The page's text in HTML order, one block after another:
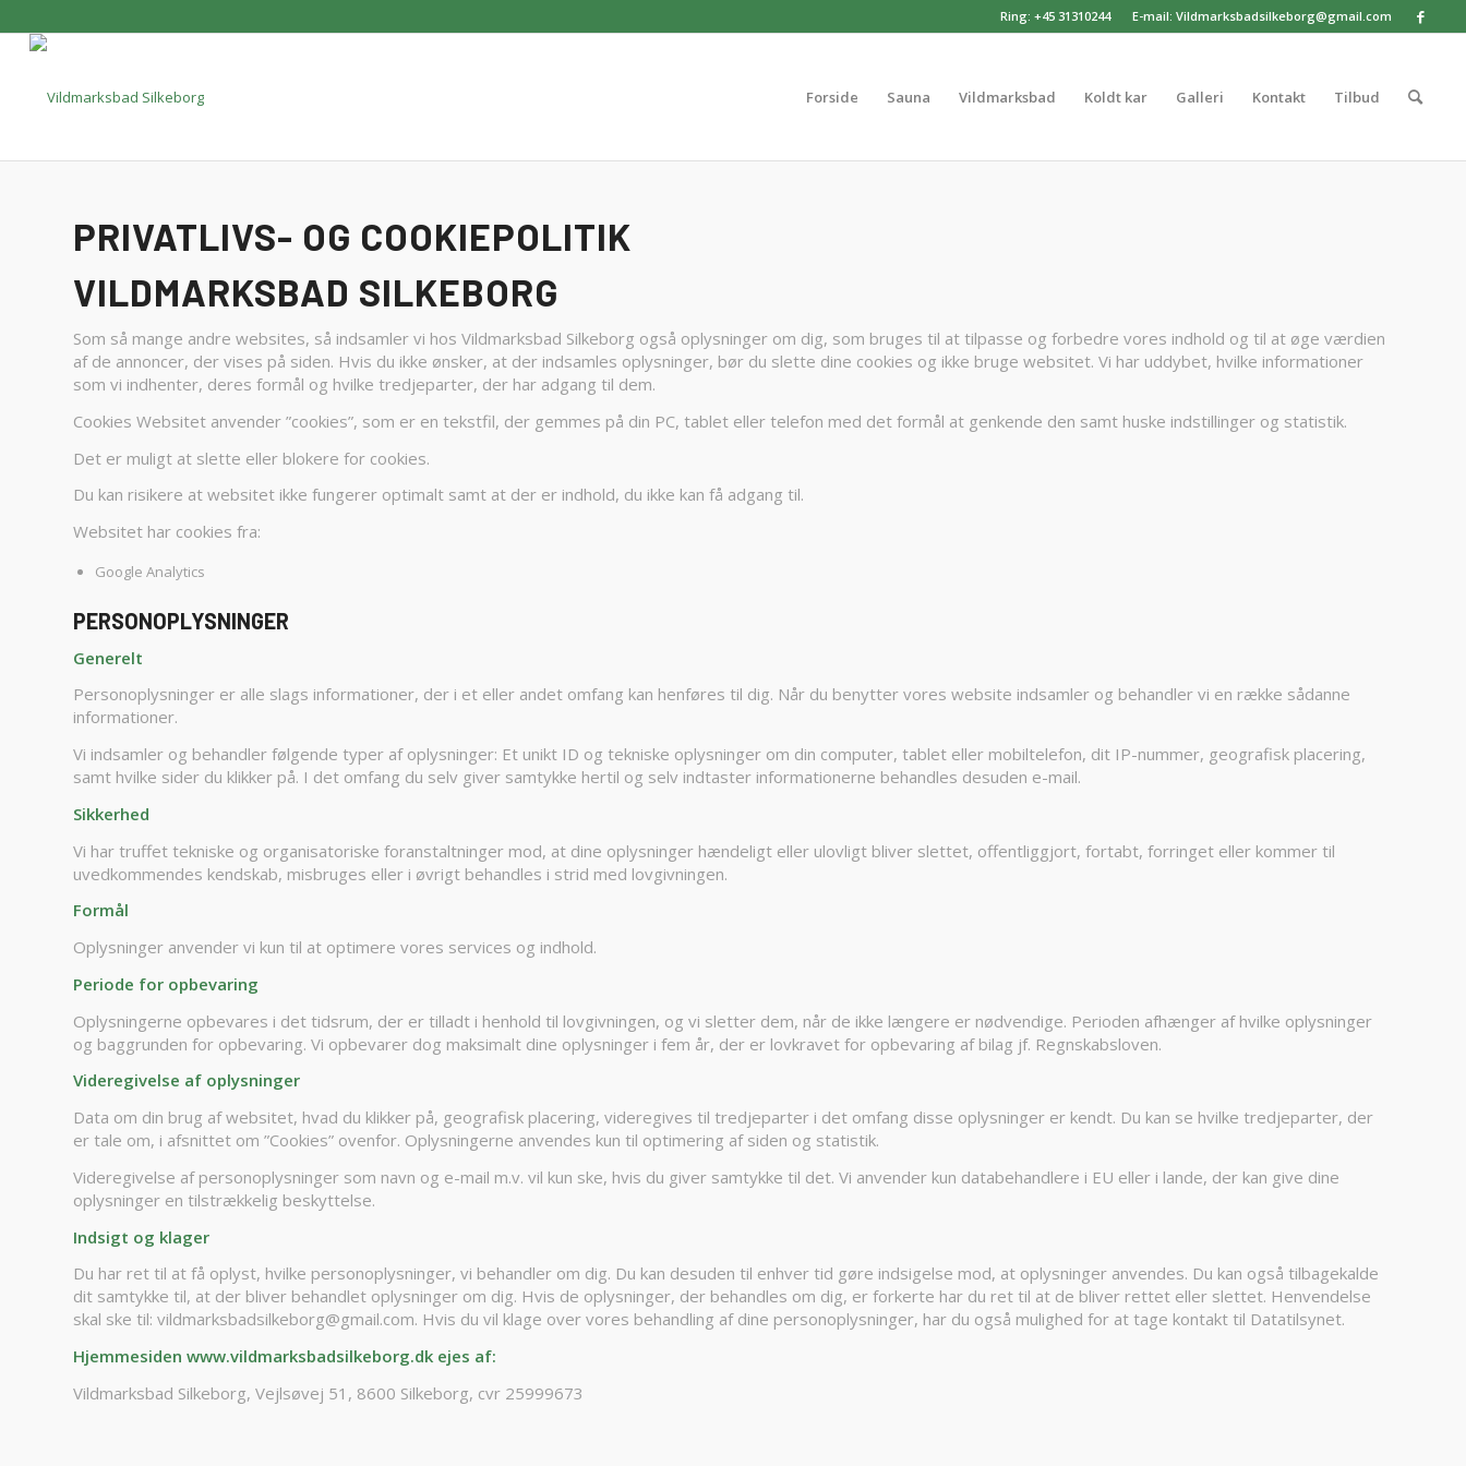
E-mail: Vildmarksbadsilkeborg@gmail.com
Ring: +45 31310244
Forside Sauna Vildmarksbad Koldt kar Galleri Kontakt Tilbud
PRIVATLIVS- OG COOKIEPOLITIK
VILDMARKSBAD SILKEBORG
Som så mange andre websites, så indsamler vi hos Vildmarksbad Silkeborg også oplysninger om dig, som bruges til at tilpasse og forbedre vores indhold og til at øge værdien
af de annoncer, der vises på siden. Hvis du ikke ønsker, at der indsamles oplysninger, bør du slette dine cookies og ikke bruge websitet. Vi har uddybet, hvilke informationer
som vi indhenter, deres formål og hvilke tredjeparter, der har adgang til dem.
Cookies Websitet anvender ”cookies”, som er en tekstfil, der gemmes på din PC, tablet eller telefon med det formål at genkende den samt huske indstillinger og statistik.
Det er muligt at slette eller blokere for cookies.
Du kan risikere at websitet ikke fungerer optimalt samt at der er indhold, du ikke kan få adgang til.
Websitet har cookies fra:
Google Analytics
PERSONOPLYSNINGER
Generelt
Personoplysninger er alle slags informationer, der i et eller andet omfang kan henføres til dig. Når du benytter vores website indsamler og behandler vi en række sådanne
informationer.
Vi indsamler og behandler følgende typer af oplysninger: Et unikt ID og tekniske oplysninger om din computer, tablet eller mobiltelefon, dit IP-nummer, geografisk placering,
samt hvilke sider du klikker på. I det omfang du selv giver samtykke hertil og selv indtaster informationerne behandles desuden e-mail.
Sikkerhed
Vi har truffet tekniske og organisatoriske foranstaltninger mod, at dine oplysninger hændeligt eller ulovligt bliver slettet, offentliggjort, fortabt, forringet eller kommer til
uvedkommendes kendskab, misbruges eller i øvrigt behandles i strid med lovgivningen.
Formål
Oplysninger anvender vi kun til at optimere vores services og indhold.
Periode for opbevaring
Oplysningerne opbevares i det tidsrum, der er tilladt i henhold til lovgivningen, og vi sletter dem, når de ikke længere er nødvendige. Perioden afhænger af hvilke oplysninger
og baggrunden for opbevaring. Vi opbevarer dog maksimalt dine oplysninger i fem år, der er lovkravet for opbevaring af bilag jf. Regnskabsloven.
Videregivelse af oplysninger
Data om din brug af websitet, hvad du klikker på, geografisk placering, videregives til tredjeparter i det omfang disse oplysninger er kendt. Du kan se hvilke tredjeparter, der
er tale om, i afsnittet om ”Cookies” ovenfor. Oplysningerne anvendes kun til optimering af siden og statistik.
Videregivelse af personoplysninger som navn og e-mail m.v. vil kun ske, hvis du giver samtykke til det. Vi anvender kun databehandlere i EU eller i lande, der kan give dine
oplysninger en tilstrækkelig beskyttelse.
Indsigt og klager
Du har ret til at få oplyst, hvilke personoplysninger, vi behandler om dig. Du kan desuden til enhver tid gøre indsigelse mod, at oplysninger anvendes. Du kan også tilbagekalde
dit samtykke til, at der bliver behandlet oplysninger om dig. Hvis de oplysninger, der behandles om dig, er forkerte har du ret til at de bliver rettet eller slettet. Henvendelse
skal ske til: vildmarksbadsilkeborg@gmail.com. Hvis du vil klage over vores behandling af dine personoplysninger, har du også mulighed for at tage kontakt til Datatilsynet.
Hjemmesiden www.vildmarksbadsilkeborg.dk ejes af:
Vildmarksbad Silkeborg, Vejlsøvej 51, 8600 Silkeborg, cvr 25999673